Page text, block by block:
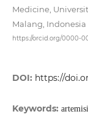
Medicine,
Malang, Indonesia
https://orcid.org/0000-
DOI: https://
Keywords: